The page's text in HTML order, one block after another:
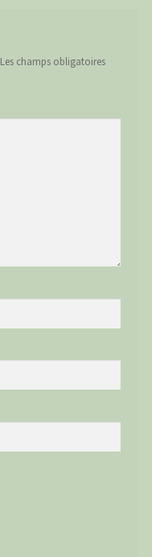
Les champs obligatoires